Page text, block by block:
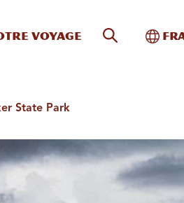
voyage
State Park